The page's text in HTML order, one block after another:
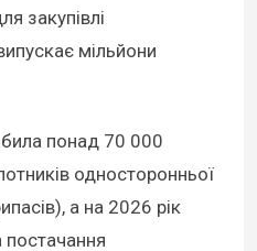
закупівлі
мільйони
понад 70 000
односторонньої
а на 2026 рік
постачання